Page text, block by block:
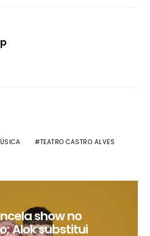
TEATRO CASTRO ALVES
show no
Alok substitui